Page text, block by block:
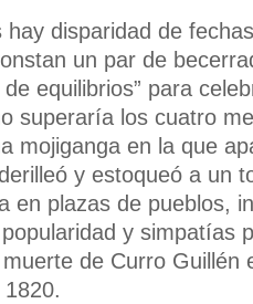
hay disparidad de
un par de
equilibrios” para
superaría los cuatro
mojiganga en la que
y estoqueó a un
en plazas de pueblos,
y simpatías
de Curro